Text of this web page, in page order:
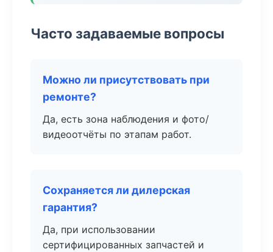
Часто задаваемые вопросы
Можно ли присутствовать при
ремонте?
Да, есть зона наблюдения и фото/
видеоотчёты по этапам работ.
Сохраняется ли дилерская
гарантия?
Да, при использовании
сертифицированных запчастей и